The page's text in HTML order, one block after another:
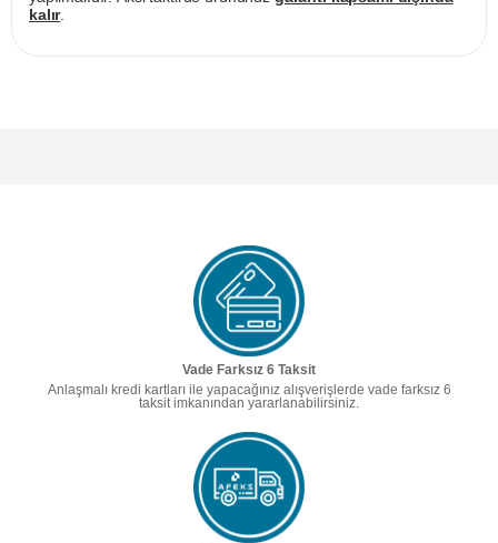
kalır.
Vade Farksız 6 Taksit
Anlaşmalı kredi kartları ile yapacağınız alışverişlerde vade farksız 6
taksit imkanından yararlanabilirsiniz.